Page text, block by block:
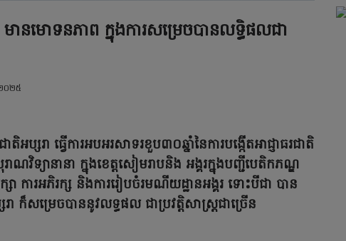
មានមោទនភាព ក្នុងការសម្រេចបានលទ្ធិផលជា
០២៥
អប្សរា ធ្វើការអបអរសាទរខួប៣០ឆ្នាំនៃការបង្កើតអាជ្ញាធរជាតិ
ាណវិទ្យានានា ក្នុងខេត្តសៀមរាបនិង អង្គរក្នុងបញ្ជីបេតិកភណ្ឌ
ការអភិរក្ស និងការរៀបចំរមណីយដ្ឋានអង្គរ ទោះបីជា បាន
ា ក៏សម្រេចបាននូវលទ្ធផល ជាប្រវត្តិសាស្ត្រជាច្រើន